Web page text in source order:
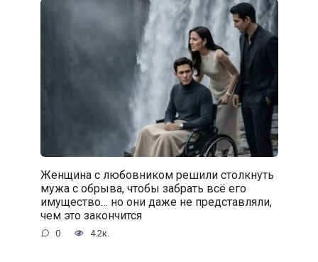
Женщина с любовником решили столкнуть
мужа с обрыва, чтобы забрать всё его
имущество… но они даже не представляли,
чем это закончится
0 4.2к.